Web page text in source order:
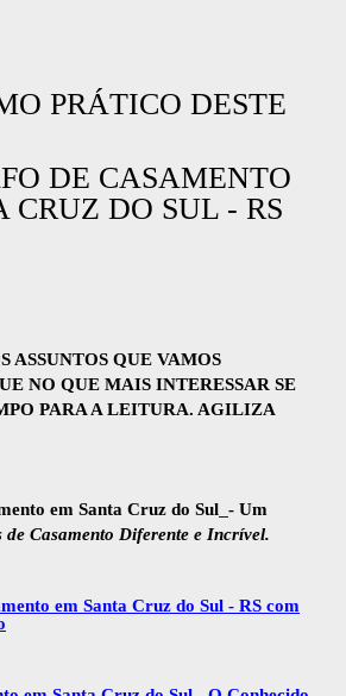
PRÁTICO DESTE
DE CASAMENTO
CRUZ DO SUL - RS
ASSUNTOS QUE VAMOS
NO QUE MAIS INTERESSAR SE
PARA A LEITURA. AGILIZA
em Santa Cruz do Sul - Um
de Casamento Diferente e Incrível.
em Santa Cruz do Sul - RS com